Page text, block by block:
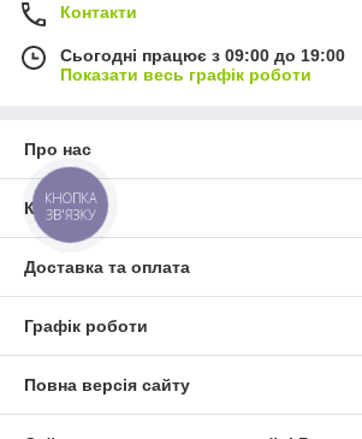
Контакти
Сьогодні працює з 09:00 до 19:00
Показати весь графік роботи
Про нас
Контакти
Доставка та оплата
Графік роботи
Повна версія сайту
КНОПКА
ЗВ'ЯЗКУ